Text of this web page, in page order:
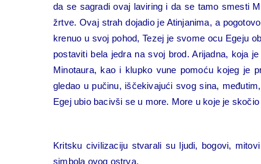
da se sagradi ovaj laviring i da se tamo smesti
žrtve. Ovaj strah dojadio je Atinjanima, a
krenuo u svoj pohod, Tezej je svome ocu Egeju
postaviti bela jedra na svoj brod. Arijadna, koja
Minotaura, kao i klupko vune pomoću kojeg je
gledao u pučinu, iščekivajući svog sina,
Egej ubio bacivši se u more. More u koje je
Kritsku civilizaciju stvarali su ljudi, bogovi,
simbola ovog ostrva.